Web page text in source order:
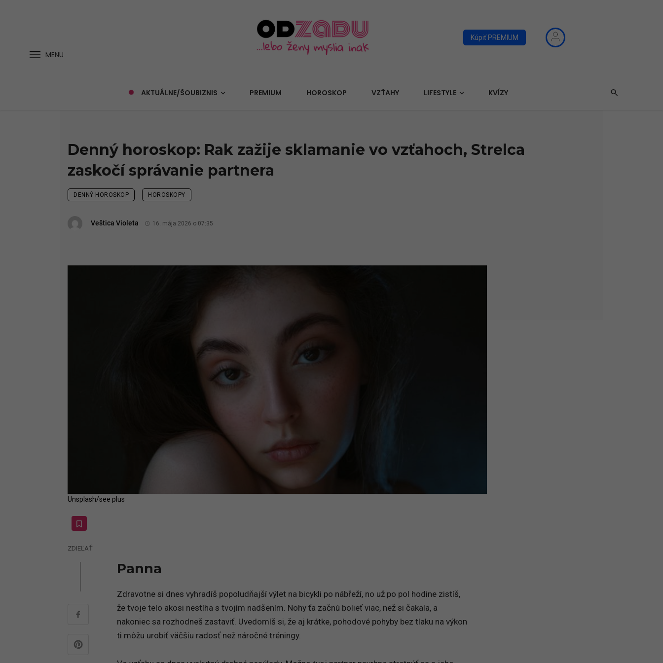
MENU
Kúpiť PREMIUM
AKTUÁLNE/ŠOUBIZNIS PREMIUM HOROSKOP VZŤAHY LIFESTYLE KVÍZY
Denný horoskop: Rak zažije sklamanie vo vzťahoch, Strelca
zaskočí správanie partnera
DENNÝ HOROSKOP HOROSKOPY
Veštica Violeta 16. mája 2026 o 07:35
Unsplash/see plus
ZDIEĽAŤ
Panna
Zdravotne si dnes vyhradíš popoludňajší výlet na bicykli po nábřeží, no už po pol hodine zistíš,
že tvoje telo akosi nestíha s tvojím nadšením. Nohy ťa začnú bolieť viac, než si čakala, a
nakoniec sa rozhodneš zastaviť. Uvedomíš si, že aj krátke, pohodové pohyby bez tlaku na výkon
ti môžu urobiť väčšiu radosť než náročné tréningy.